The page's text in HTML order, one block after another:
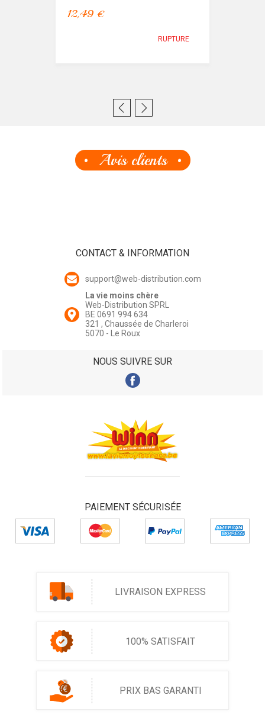
12,49 €
RUPTURE
Avis clients
CONTACT & INFORMATION
support@web-distribution.com
La vie moins chère
Web-Distribution SPRL
BE 0691 994 634
321 , Chaussée de Charleroi
5070 - Le Roux
NOUS SUIVRE SUR
PAIEMENT SÉCURISÉE
LIVRAISON EXPRESS
100% SATISFAIT
PRIX BAS GARANTI